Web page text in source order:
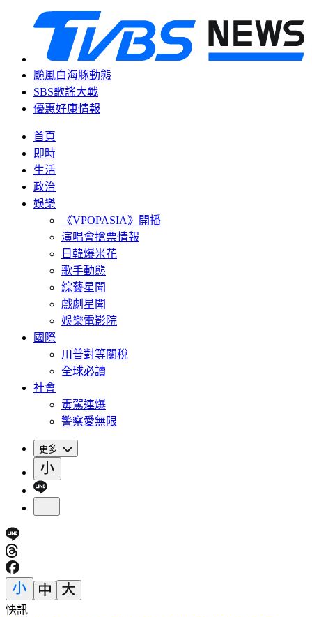
颱風白海豚動態
SBS歌謠大戰
優惠好康情報
首頁
即時
生活
政治
娛樂
《VPOPASIA》開播
演唱會搶票情報
日韓爆米花
歌手動態
綜藝星聞
戲劇星聞
娛樂電影院
國際
川普對等關稅
全球必讀
社會
毒駕連爆
警察愛無限
更多
快訊